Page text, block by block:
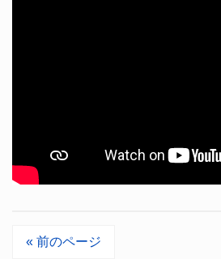
« 前のページ